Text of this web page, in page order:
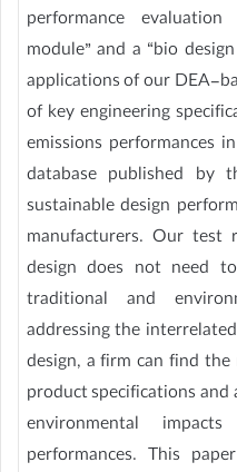
performance
module” and a “bio
applications of our DEA-
of key engineering
emissions performances
database published by
sustainable design
manufacturers. Our test
design does not need
traditional and
addressing the
design, a firm can find
product specifications
environmental
performances. This